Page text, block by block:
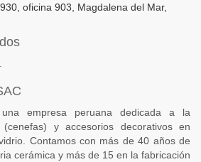
oficina 903, Magdalena del Mar,
empresa peruana dedicada a la
y accesorios decorativos en
Contamos con más de 40 años de
cerámica y más de 15 en la fabricación